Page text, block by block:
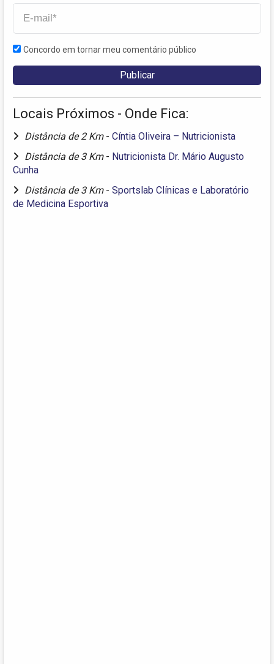
Concordo em tornar meu comentário público
Locais Próximos - Onde Fica:
Distância de 2 Km - Cíntia Oliveira – Nutricionista
Distância de 3 Km - Nutricionista Dr. Mário Augusto
Cunha
Distância de 3 Km - Sportslab Clínicas e Laboratório
de Medicina Esportiva